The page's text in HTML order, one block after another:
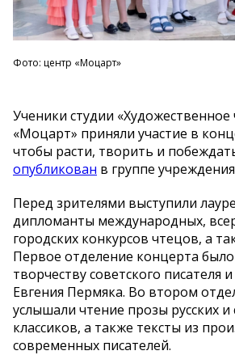
Фото: центр «Моцарт»
Ученики студии
«Моцарт» приняли участие в
чтобы расти, творить и
опубликован в группе
Перед зрителями выступили
дипломанты международных,
городских конкурсов чтецов, а
Первое отделение концерта
творчеству советского писателя
Евгения Пермяка. Во втором
услышали чтение прозы русских и
классиков, а также тексты из
современных писателей.